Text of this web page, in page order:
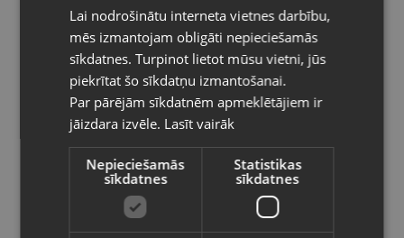
75.00€
Sadali maksājumos
3.41€ 24 m x €
Reprezentatīvs piemērs
6 m x13.82€
Reprezentatīvs piemērs
Pasūtījumi tiks piegādāti uz
izvēlēto valsti
Vietnes saturs būs attēlots izvēlētajā
valodā
Valsts
RUSSIAN
Lai nodrošinātu interneta vietnes darbību,
mēs izmantojam obligāti nepieciešamās
sīkdatnes. Turpinot lietot mūsu vietni, jūs
piekrītat šo sīkdatņu izmantošanai.
Par pārējām sīkdatnēm apmeklētājiem ir
jāizdara izvēle. Lasīt vairāk
Nepieciešamās
sīkdatnes
Statistikas
sīkdatnes